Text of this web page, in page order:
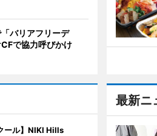
最新ニ
バリアフリーデ
で協力呼びかけ
ール】NIKI Hills